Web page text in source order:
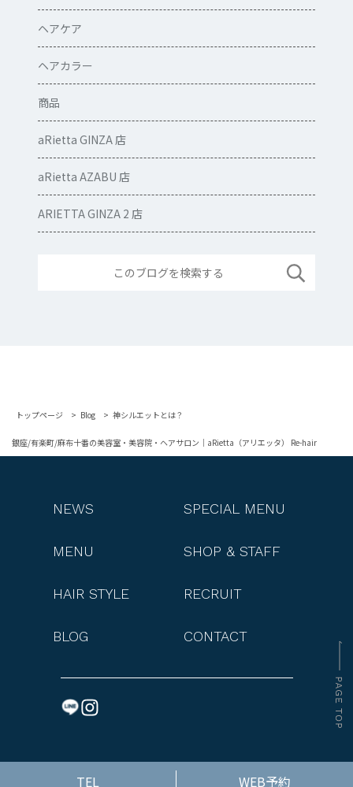
ヘアケア
ヘアカラー
商品
aRietta GINZA 店
aRietta AZABU 店
ARIETTA GINZA 2 店
トップページ Blog 神シルエットとは？
銀座/有楽町/麻布十番の美容室・美容院・ヘアサロン｜aRietta（アリエッタ） Re-hair
NEWS SPECIAL MENU
MENU SHOP & STAFF
HAIR STYLE RECRUIT
BLOG CONTACT
TEL WEB予約